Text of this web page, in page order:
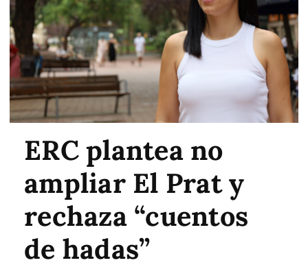
ERC plantea no
ampliar El Prat y
rechaza “cuentos
de hadas”